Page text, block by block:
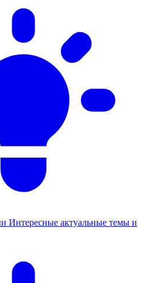
Интересные актуальные темы и